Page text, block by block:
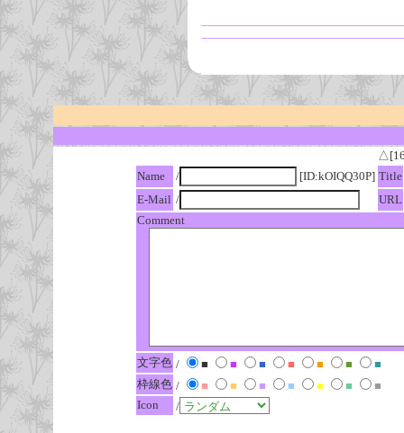
Name
/ [ID:kOIQQ30P] Title
E-Mail /
URL
Comment
文字色 / ■ ■ ■ ■ ■ ■
■
枠線色 / ■ ■ ■ ■ ■ ■
■
Icon
/